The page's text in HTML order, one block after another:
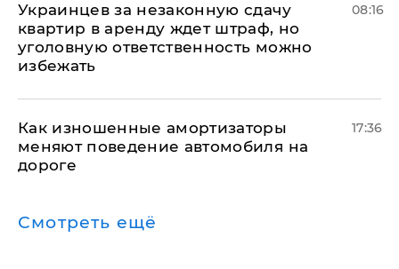
Украинцев за незаконную сдачу
квартир в аренду ждет штраф, но
уголовную ответственность можно
избежать
08:16
Как изношенные амортизаторы
меняют поведение автомобиля на
дороге
17:36
Смотреть ещё